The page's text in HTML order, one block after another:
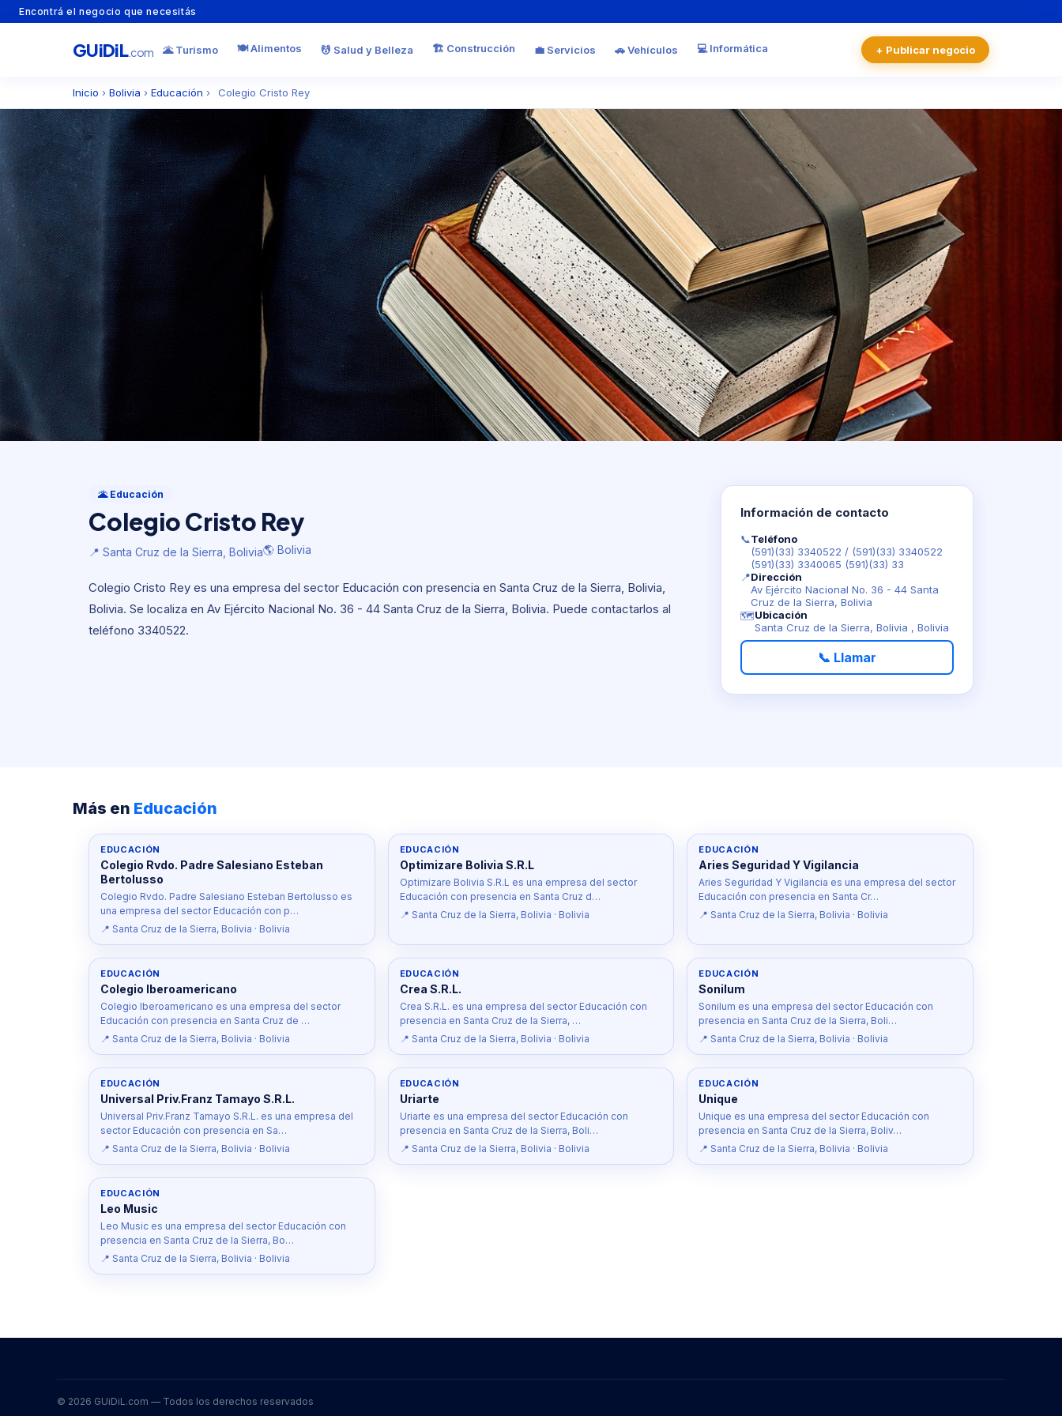
Encontrá el negocio que necesitás
GUiDiL.com 🌋 Turismo 🍽️ Alimentos 💆 Salud y Belleza 🏗️ Construcción 💼 Servicios 🚗 Vehículos 💻 Informática + Publicar negocio
Inicio › Bolivia › Educación › Colegio Cristo Rey
Colegio Cristo Rey
📍 Santa Cruz de la Sierra, Bolivia 🌎 Bolivia
🌋 Educación
Colegio Cristo Rey
📍 Santa Cruz de la Sierra, Bolivia🌎 Bolivia
Colegio Cristo Rey es una empresa del sector Educación con presencia en Santa Cruz de la Sierra, Bolivia,
Bolivia. Se localiza en Av Ejército Nacional No. 36 - 44 Santa Cruz de la Sierra, Bolivia. Puede contactarlos al
teléfono 3340522.
Información de contacto
📞Teléfono
(591)(33) 3340522 / (591)(33) 3340522
(591)(33) 3340065 (591)(33) 33
📍Dirección
Av Ejército Nacional No. 36 - 44 Santa
Cruz de la Sierra, Bolivia
🗺️Ubicación
Santa Cruz de la Sierra, Bolivia , Bolivia
📞 Llamar
Más en Educación
EDUCACIÓN
Colegio Rvdo. Padre Salesiano Esteban
Bertolusso
Colegio Rvdo. Padre Salesiano Esteban Bertolusso es
una empresa del sector Educación con p…
📍 Santa Cruz de la Sierra, Bolivia · Bolivia
EDUCACIÓN
Optimizare Bolivia S.R.L
Optimizare Bolivia S.R.L es una empresa del sector
Educación con presencia en Santa Cruz d…
📍 Santa Cruz de la Sierra, Bolivia · Bolivia
EDUCACIÓN
Aries Seguridad Y Vigilancia
Aries Seguridad Y Vigilancia es una empresa del sector
Educación con presencia en Santa Cr…
📍 Santa Cruz de la Sierra, Bolivia · Bolivia
EDUCACIÓN
Colegio Iberoamericano
Colegio Iberoamericano es una empresa del sector
Educación con presencia en Santa Cruz de …
📍 Santa Cruz de la Sierra, Bolivia · Bolivia
EDUCACIÓN
Crea S.R.L.
Crea S.R.L. es una empresa del sector Educación con
presencia en Santa Cruz de la Sierra, …
📍 Santa Cruz de la Sierra, Bolivia · Bolivia
EDUCACIÓN
Sonilum
Sonilum es una empresa del sector Educación con
presencia en Santa Cruz de la Sierra, Boli…
📍 Santa Cruz de la Sierra, Bolivia · Bolivia
EDUCACIÓN
Universal Priv.Franz Tamayo S.R.L.
Universal Priv.Franz Tamayo S.R.L. es una empresa del
sector Educación con presencia en Sa…
📍 Santa Cruz de la Sierra, Bolivia · Bolivia
EDUCACIÓN
Uriarte
Uriarte es una empresa del sector Educación con
presencia en Santa Cruz de la Sierra, Boli…
📍 Santa Cruz de la Sierra, Bolivia · Bolivia
EDUCACIÓN
Unique
Unique es una empresa del sector Educación con
presencia en Santa Cruz de la Sierra, Boliv…
📍 Santa Cruz de la Sierra, Bolivia · Bolivia
EDUCACIÓN
Leo Music
Leo Music es una empresa del sector Educación con
presencia en Santa Cruz de la Sierra, Bo…
📍 Santa Cruz de la Sierra, Bolivia · Bolivia
© 2026 GUiDiL.com — Todos los derechos reservados